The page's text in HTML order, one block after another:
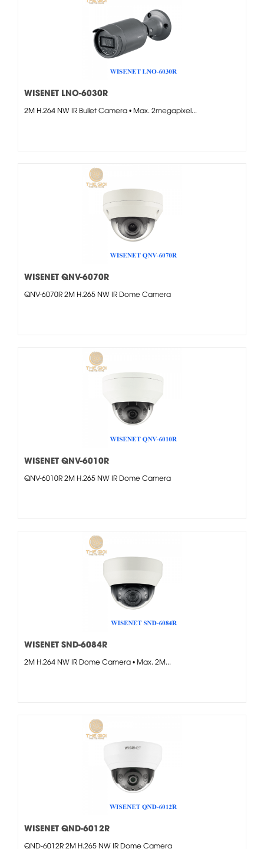
WISENET LNO-6030R
2M H.264 NW IR Bullet Camera • Max. 2megapixel...
WISENET QNV-6070R
QNV-6070R 2M H.265 NW IR Dome Camera
WISENET QNV-6010R
QNV-6010R 2M H.265 NW IR Dome Camera
WISENET SND-6084R
2M H.264 NW IR Dome Camera • Max. 2M...
WISENET QND-6012R
QND-6012R 2M H.265 NW IR Dome Camera